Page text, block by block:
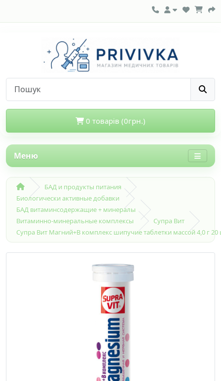
0 товарів (0грн.)
Меню
БАД и продукты питания
Биологически активные добавки
БАД витаминсодержащие + минералы
Витаминно-минеральные комплексы
Супра Вит
Супра Вит Магний+В комплекс шипучие таблетки массой 4,0 г 20